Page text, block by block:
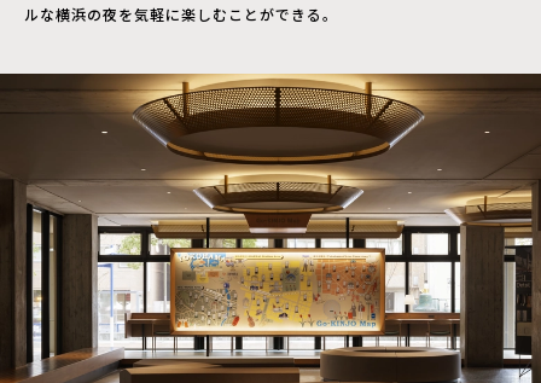
ルな横浜の夜を気軽に楽しむことができる。